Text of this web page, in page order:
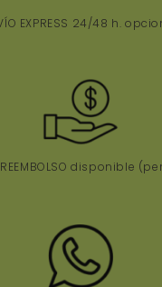
EXPRESS 24/48 h.
disponible